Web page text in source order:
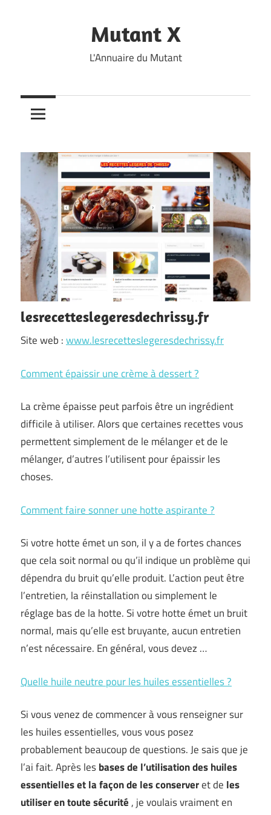
Mutant X
L'Annuaire du Mutant
lesrecetteslegeresdechrissy.fr
Site web :www.lesrecetteslegeresdechrissy.fr
Comment épaissir une crème à dessert ?
La crème épaisse peut parfois être un ingrédient
difficile à utiliser. Alors que certaines recettes vous
permettent simplement de le mélanger et de le
mélanger, d’autres l’utilisent pour épaissir les
choses.
Comment faire sonner une hotte aspirante ?
Si votre hotte émet un son, il y a de fortes chances
que cela soit normal ou qu’il indique un problème qui
dépendra du bruit qu’elle produit. L’action peut être
l’entretien, la réinstallation ou simplement le
réglage bas de la hotte. Si votre hotte émet un bruit
normal, mais qu’elle est bruyante, aucun entretien
n’est nécessaire. En général, vous devez …
Quelle huile neutre pour les huiles essentielles ?
Si vous venez de commencer à vous renseigner sur
les huiles essentielles, vous vous posez
probablement beaucoup de questions. Je sais que je
l’ai fait. Après lesbases de l’utilisation des huiles
essentielleset la façon de les conserveret de les
utiliser en toute sécurité , je voulais vraiment en